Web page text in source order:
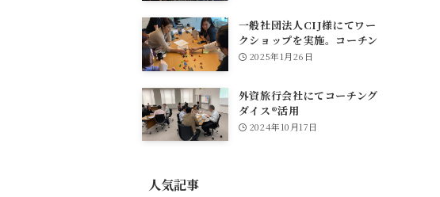
一般社団法人CIJ様にてワー
クショップを実施。コーチン
グダイスも活躍！
2025年1月26日
外資旅行会社にてコーチング
ダイス®活用
2024年10月17日
人気記事